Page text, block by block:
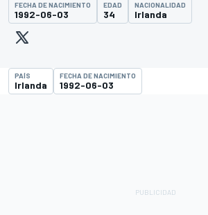
FECHA DE NACIMIENTO
1992-06-03
EDAD
34
NACIONALIDAD
Irlanda
PAÍS
Irlanda
FECHA DE NACIMIENTO
1992-06-03